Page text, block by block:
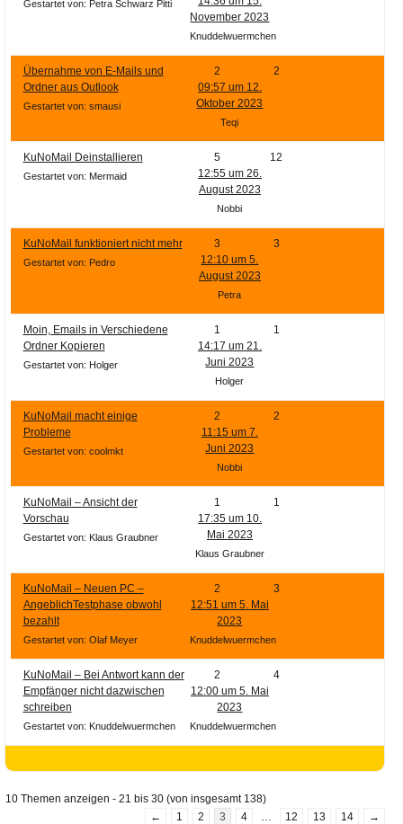
Gestartet von: Petra Schwarz Pitti
November 2023
Knuddelwuermchen
Übernahme von E-Mails und
Ordner aus Outlook
Gestartet von: smausi
2
2
09:57 um 12.
Oktober 2023
Teqi
KuNoMail Deinstallieren
Gestartet von: Mermaid
5
12
12:55 um 26.
August 2023
Nobbi
KuNoMail funktioniert nicht mehr
Gestartet von: Pedro
3
3
12:10 um 5.
August 2023
Petra
Moin, Emails in Verschiedene
Ordner Kopieren
Gestartet von: Holger
1
1
14:17 um 21.
Juni 2023
Holger
KuNoMail macht einige
Probleme
Gestartet von: coolmkt
2
2
11:15 um 7.
Juni 2023
Nobbi
KuNoMail – Ansicht der
Vorschau
Gestartet von: Klaus Graubner
1
1
17:35 um 10.
Mai 2023
Klaus Graubner
KuNoMail – Neuen PC –
AngeblichTestphase obwohl
bezahlt
Gestartet von: Olaf Meyer
2
3
12:51 um 5. Mai
2023
Knuddelwuermchen
KuNoMail – Bei Antwort kann der
Empfänger nicht dazwischen
schreiben
Gestartet von: Knuddelwuermchen
2
4
12:00 um 5. Mai
2023
Knuddelwuermchen
10 Themen anzeigen - 21 bis 30 (von insgesamt 138)
←
1 2 3 4 … 12 13 14 →